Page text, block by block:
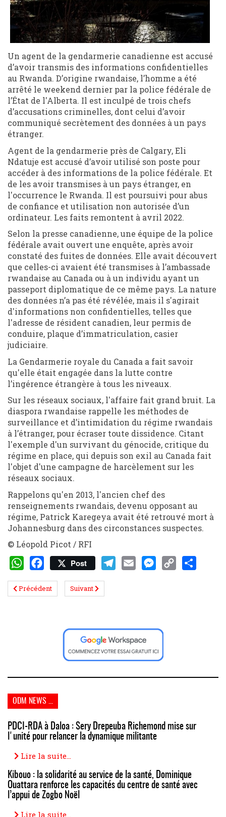
Un agent de la gendarmerie canadienne est accusé
d’avoir transmis des informations confidentielles
au Rwanda. D’origine rwandaise, l’homme a été
arrêté le weekend dernier par la police fédérale de
l’État de l'Alberta. Il est inculpé de trois chefs
d’accusations criminelles, dont celui d’avoir
communiqué secrètement des données à un pays
étranger.
Agent de la gendarmerie près de Calgary, Eli
Ndatuje est accusé d’avoir utilisé son poste pour
accéder à des informations de la police fédérale. Et
de les avoir transmises à un pays étranger, en
l'occurrence le Rwanda. Il est poursuivi pour abus
de confiance et utilisation non autorisée d’un
ordinateur. Les faits remontent à avril 2022.
Selon la presse canadienne, une équipe de la police
fédérale avait ouvert une enquête, après avoir
constaté des fuites de données. Elle avait découvert
que celles-ci avaient été transmises à l’ambassade
rwandaise au Canada ou à un individu ayant un
passeport diplomatique de ce même pays. La nature
des données n’a pas été révélée, mais il s'agirait
d'informations non confidentielles, telles que
l'adresse de résident canadien, leur permis de
conduire, plaque d’immatriculation, casier
judiciaire.
La Gendarmerie royale du Canada a fait savoir
qu'elle était engagée dans la lutte contre
l’ingérence étrangère à tous les niveaux.
Sur les réseaux sociaux, l'affaire fait grand bruit. La
diaspora rwandaise rappelle les méthodes de
surveillance et d’intimidation du régime rwandais
à l’étranger, pour écraser toute dissidence. Citant
l'exemple d'un survivant du génocide, critique du
régime en place, qui depuis son exil au Canada fait
l'objet d'une campagne de harcèlement sur les
réseaux sociaux.
Rappelons qu'en 2013, l'ancien chef des
renseignements rwandais, devenu opposant au
régime, Patrick Karegeya avait été retrouvé mort à
Johannesburg dans des circonstances suspectes.
© Léopold Picot / RFI
Post
Précédent Suivant
ODM NEWS ...
PDCI-RDA à Daloa : Sery Drepeuba Richemond mise sur
l'unité pour relancer la dynamique militante
Lire la suite...
Kibouo : la solidarité au service de la santé, Dominique
Ouattara renforce les capacités du centre de santé avec
l’appui de Zogbo Noël
Lire la suite...